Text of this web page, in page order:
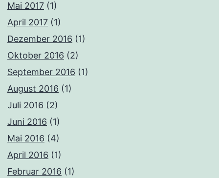
Mai 2017 (1)
April 2017 (1)
Dezember 2016 (1)
Oktober 2016 (2)
September 2016 (1)
August 2016 (1)
Juli 2016 (2)
Juni 2016 (1)
Mai 2016 (4)
April 2016 (1)
Februar 2016 (1)